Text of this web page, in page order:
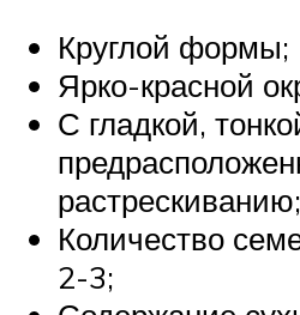
Круглой формы;
Ярко-красной
С гладкой,
растрескиванию;
Количество
2-3;